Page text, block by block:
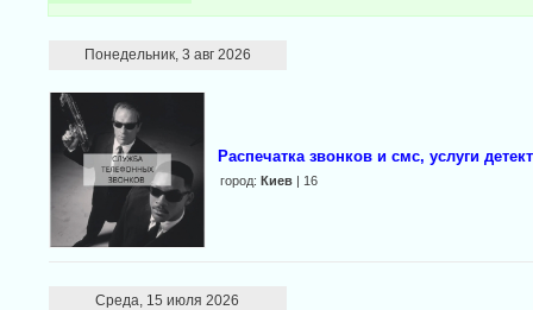
Понедельник, 3 авг 2026
Распечатка звонков и смс, услуги
город: Киев| 16
Среда, 15 июля 2026